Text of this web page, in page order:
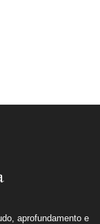
aprofundamento e